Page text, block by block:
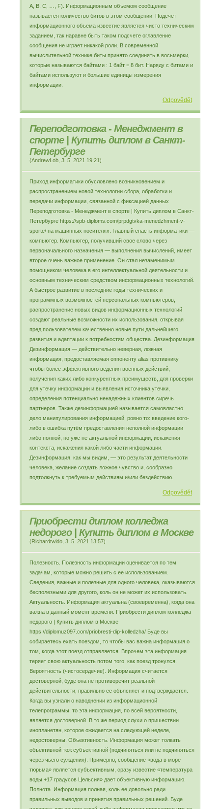
A, B, C, …, F). Информационным объемом сообщение
называется количество битов в этом сообщении. Подсчет
информационного объема известие является чисто техническим
заданием, так наравне быть таком подсчете оглавление
сообщения не играет никакой роли. В современной
вычислительной технике биты принято соединять в восьмерки,
которые называются байтами : 1 байт = 8 бит. Наряду с битами и
байтами используют и большие единицы измерения
информации.
Odpovědět
Переподготовка - Менеджмент в
спорте | Купить диплом в Санкт-
Петербурге
(AndrewLob 3. 5. 2021 19:21)
Приход информатики обусловлено возникновением и
распространением новой технологии сбора, обработки и
передачи информации, связанной с фиксацией данных
Переподготовка - Менеджмент в спорте | Купить диплом в Санкт-
Петербурге https://spb-diploms.com/prpdgtvka-menedzhment-v-
sporte/ на машинных носителях. Главный снасть информатики —
компьютер. Компьютер, получивший свое слово через
первоначального назначения — выполнения вычислений, имеет
второе очень важное применение. Он стал незаменимым
помощником человека в его интеллектуальной деятельности и
основным техническим средством информационных технологий.
А быстрое развитие в последние годы технических и
программных возможностей персональных компьютеров,
распространение новых видов информационных технологий
создают реальные возможности их использования, открывая
пред пользователем качественно новые пути дальнейшего
развития и адаптации к потребностям общества. Дезинформация
Дезинформация — действительно неверная, ложная
информация, предоставляемая оппоненту alias противнику
чтобы более эффективного ведения военных действий,
получения каких либо конкурентных преимуществ, для проверки
для утечку информации и выявления источника утечки,
определения потенциально ненадежных клиентов сиречь
партнеров. Также дезинформацией называется самовластно
дело манипулирования информацией, ровно то: введение кого-
либо в ошибка путём предоставления неполной информации
либо полной, но уже не актуальной информации, искажения
контекста, искажения какой либо части информации.
Дезинформация, как мы видим, — это результат деятельности
человека, желание создать ложное чувство и, сообразно
подтолкнуть к требуемым действиям и/или бездействию.
Odpovědět
Приобрести диплом колледжа
недорого | Купить диплом в Москве
(Richardtwido 3. 5. 2021 13:57)
Полезность. Полезность информации оценивается по тем
задачам, которые можно решить с ее использованием.
Сведения, важные и полезные для одного человека, оказываются
бесполезными для другого, коль он не может их использовать.
Актуальность. Информация актуальна (своевременна), когда она
важна в данный момент времени. Приобрести диплом колледжа
недорого | Купить диплом в Москве
https://diplomuz097.com/priobresti-dip-kolledzha/ Буде вы
собираетесь ехать поездом, то чтобы вас важна информация о
том, когда этот поезд отправляется. Впрочем эта информация
теряет свою актуальность потом того, как поезд тронулся.
Вероятность (чистосердечие). Информация считается
достоверной, буде она не противоречит реальной
действительности, правильно ее объясняет и подтверждается.
Когда вы узнали о наводнении из информационной
телепрограммы, то эта информация, по всей вероятности,
является достоверной. В то же период слухи о пришествии
инопланетян, которое ожидается на следующей неделе,
недостоверны. Объективность. Информация может толкать
объективной тож субъективной (подчиняться или не подчиняться
через чьего суждения). Примерно, сообщение «вода в море
тюрьма» является субъективным, сразу известие «температура
воды +17 градусов Цельсия» дает объективную информацию.
Полнота. Информация полная, коль ее довольно ради
правильных выводов и принятия правильных решений. Буде